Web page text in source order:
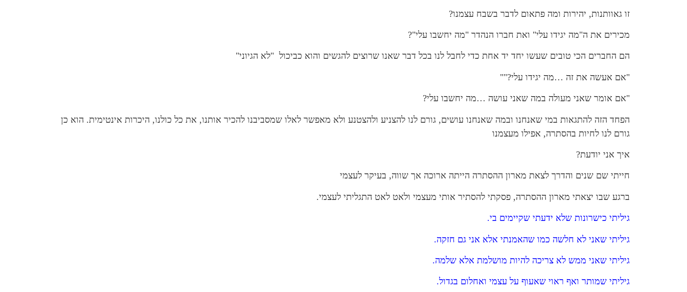
זו גאוותנות, יהירות ומה פתאום לדבר בשבח עצמנו?
מכירים את ה"מה יגידו עלי" ואת חברו הנהדר "מה יחשבו עלי"?
הם החברים הכי טובים שעשו יחד יד אחת כדי לחבל לנו בכל דבר שאנו שרוצים להגשים והוא כביכול "לא הגיוני"
"אם אעשה את זה …מה יגידו עלי?""
"אם אומר שאני מעולה במה שאני עושה …מה יחשבו עלי?
הפחד הזה להתגאות במי שאנחנו ובמה שאנחנו עושים, גורם לנו להצניע ולהצטנע ולא מאפשר לאלו שמסביבנו להכיר אותנו, את כל כולנו, היכרות אינטימית. הוא כן
גורם לנו לחיות בהסתרה, אפילו מעצמנו
איך אני יודעת?
חייתי שם שנים והדרך לצאת מארון ההסתרה הייתה ארוכה אך שווה, בעיקר לעצמי
ברגע שבו יצאתי מארון ההסתרה, פסקתי להסתיר אותי מעצמי ולאט לאט התגליתי לעצמי.
גיליתי כישרונות שלא ידעתי שקיימים בי.
גיליתי שאני לא חלשה כמו שהאמנתי אלא אני גם חזקה.
גיליתי שאני ממש לא צריכה להיות מושלמת אלא שלמה.
גיליתי שמותר ואף ראוי שאעוף על עצמי ואחלום בגדול.